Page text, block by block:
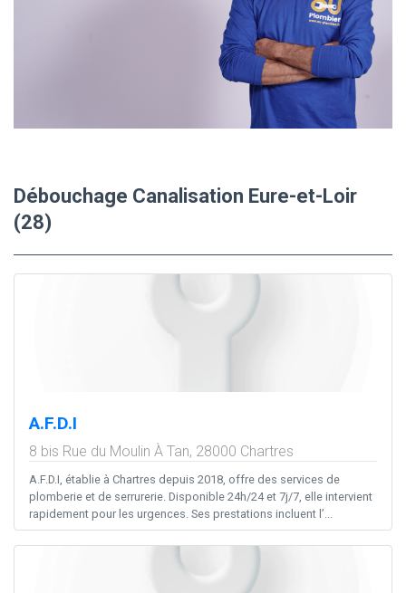
Débouchage Canalisation Eure-et-Loir
(28)
A.F.D.I
8 bis Rue du Moulin À Tan, 28000 Chartres
A.F.D.I, établie à Chartres depuis 2018, offre des services de
plomberie et de serrurerie. Disponible 24h/24 et 7j/7, elle intervient
rapidement pour les urgences. Ses prestations incluent l’...